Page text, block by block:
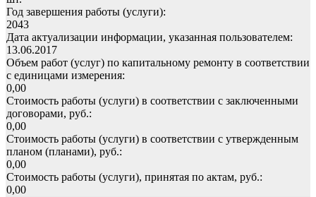
Год завершения работы (услуги):
2043
Дата актуализации информации, указанная пользователем:
13.06.2017
Объем работ (услуг) по капитальному ремонту в соответствии
с единицами измерения:
0,00
Стоимость работы (услуги) в соответствии с заключенными
договорами, руб.:
0,00
Стоимость работы (услуги) в соответствии с утвержденным
планом (планами), руб.:
0,00
Стоимость работы (услуги), принятая по актам, руб.:
0,00